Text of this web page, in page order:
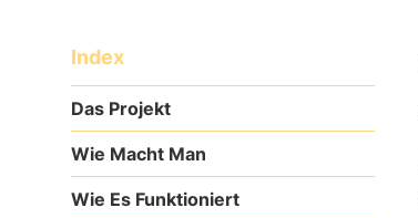
Index
Das Projekt
Wie Macht Man
Wie Es Funktioniert